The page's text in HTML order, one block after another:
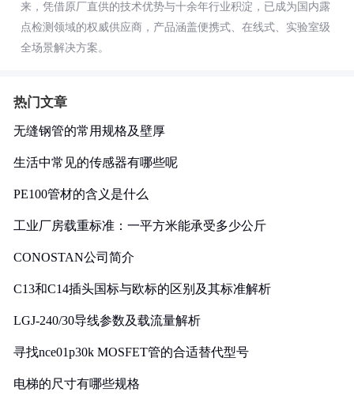
来，凭借原厂直供的技术优势与十余年行业积淀，已成为国内露
点检测领域的权威供应商，产品涵盖便携式、在线式、实验室级
全场景解决方案。
热门文章
无缝钢管的常用规格及壁厚
生活中常见的传感器有哪些呢
PE100管材的含义是什么
工业厂房载重标准：一平方米能承受多少公斤
CONOSTAN公司简介
C13和C14插头国标与欧标的区别及其标准解析
LGJ-240/30导线参数及载流量解析
寻找nce01p30k MOSFET管的合适替代型号
电梯的尺寸有哪些规格